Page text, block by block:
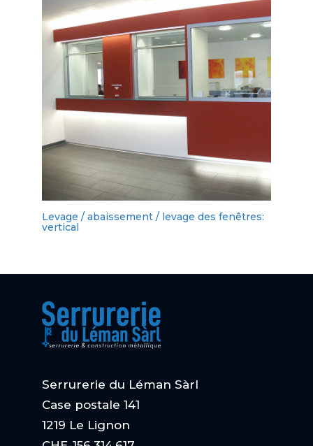
Levage / abaissement / levage des fenêtres:
vertical
Serrurerie du Léman Sàrl
Case postale 141
1219 Le Lignon